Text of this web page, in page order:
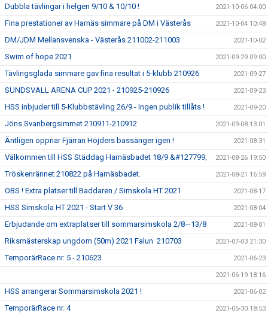
Dubbla tävlingar i helgen 9/10 & 10/10 ! 2021-10-06 04:00
Fina prestationer av Harnäs simmare på DM i Västerås 2021-10-04 10:48
DM/JDM Mellansvenska - Västerås 211002-211003 2021-10-02
Swim of hope 2021 2021-09-29 09:00
Tävlingsglada simmare gav fina resultat i 5-klubb 210926 2021-09-27
SUNDSVALL ARENA CUP 2021 - 210925-210926 2021-09-23
HSS inbjuder till 5-Klubbstävling 26/9 - Ingen publik tillåts ! 2021-09-20
Jöns Svanbergsimmet 210911-210912 2021-09-08 13:01
Äntligen öppnar Fjärran Höjders bassänger igen ! 2021-08-31
Välkommen till HSS Städdag Harnäsbadet 18/9 &#127799; 2021-08-26 19:50
Tröskenrännet 210822 på Harnäsbadet. 2021-08-21 16:59
OBS ! Extra platser till Baddaren / Simskola HT 2021 2021-08-17
HSS Simskola HT 2021 - Start V 36 2021-08-04
Erbjudande om extraplatser till sommarsimskola 2/8—13/8 2021-08-01
Riksmästerskap ungdom (50m) 2021 Falun 210703 2021-07-03 21:30
TemporärRace nr. 5 - 210623 2021-06-23
2021-06-19 18:16
HSS arrangerar Sommarsimskola 2021 ! 2021-06-02
TemporärRace nr. 4 2021-05-30 18:53